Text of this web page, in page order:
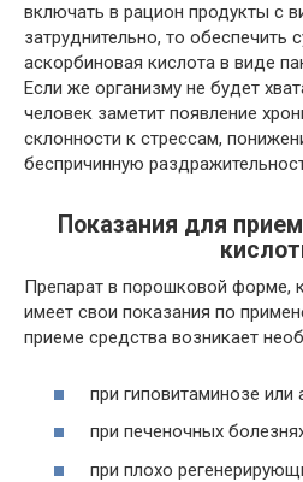
включать в рацион продукты с
затруднительно, то
аскорбиновая кислота в виде
Если же организму не будет
человек заметит появление
склонности к стрессам,
беспричинную
Показания для
Препарат в порошковой форме,
имеет свои показания по
приеме средства возникает
при гиповитаминозе или
при печеночных
при плохо